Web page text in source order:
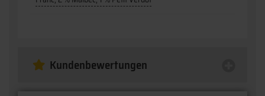
Kundenbewertungen